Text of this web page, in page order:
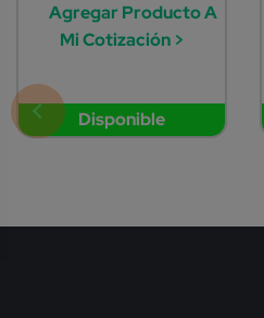
Disponible
Agregar Producto A
Mi Cotización >